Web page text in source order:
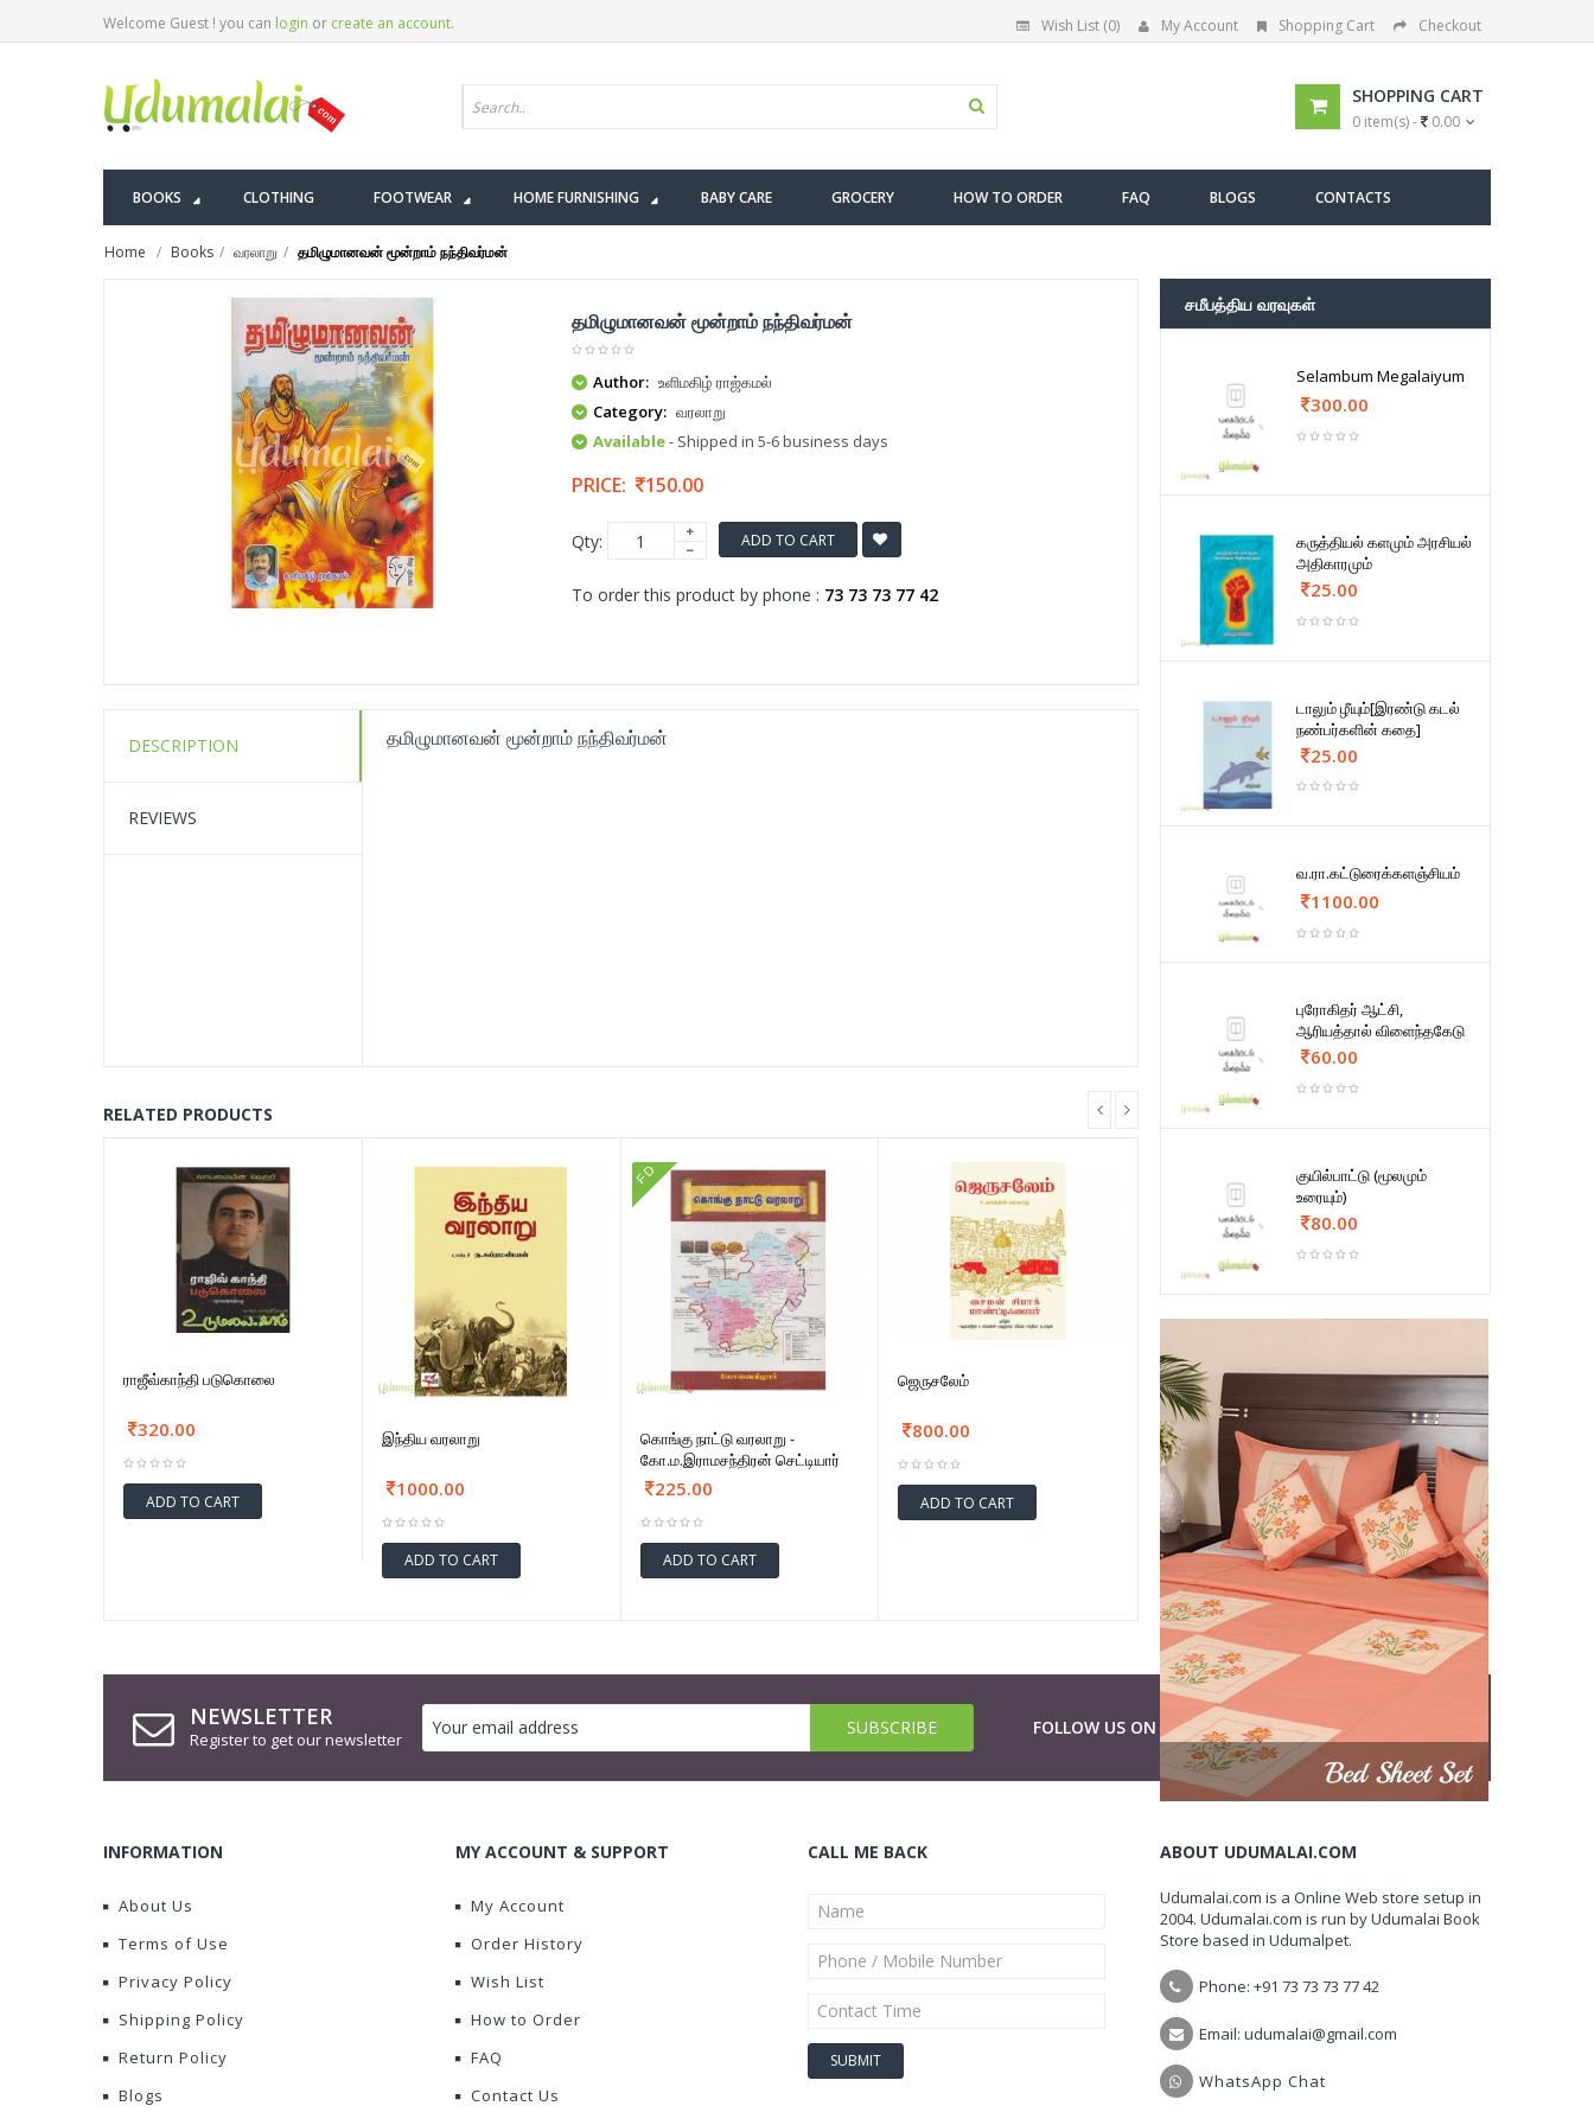
Welcome Guest ! you can login or create an account. Wish List (0) My Account Shopping Cart Checkout
SHOPPING CART
0 item(s) - 0.00
BOOKS CLOTHING FOOTWEAR HOME FURNISHING BABY CARE GROCERY HOW TO ORDER FAQ BLOGS CONTACTS
Home Books வரலாறு தமிழுமானவன் மூன்றாம் நந்திவர்மன்
தமிழுமானவன் மூன்றாம் நந்திவர்மன்
Author: உளிமகிழ் ராஜ்கமல்
Category: வரலாறு
Available- Shipped in 5-6 business days
PRICE: 150.00
Qty: ADD TO CART
To order this product by phone : 73 73 73 77 42
DESCRIPTION
REVIEWS
தமிழுமானவன் மூன்றாம் நந்திவர்மன்
RELATED PRODUCTS
ராஜீவ்காந்தி படுகொலை
320.00
ADD TO CART
இந்திய வரலாறு
1000.00
ADD TO CART
FD
கொங்கு நாட்டு வரலாறு -
கோ.ம.இராமசந்திரன் செட்டியார்
225.00
ADD TO CART
ஜெருசலேம்
800.00
ADD TO CART
சமீபத்திய வரவுகள்
Selambum Megalaiyum
300.00
கருத்தியல் களமும் அரசியல்
அதிகாரமும்
25.00
டாலும் ழீயும்[இரண்டு கடல்
நண்பர்களின் கதை]
25.00
வ.ரா.கட்டுரைக்களஞ்சியம்
1100.00
புரோகிதர் ஆட்சி,
ஆரியத்தால் விளைந்தகேடு
60.00
குயில்பாட்டு (மூலமும்
உரையும்)
80.00
NEWSLETTER
Register to get our newsletter
FOLLOW US ON
INFORMATION
About Us
Terms of Use
Privacy Policy
Shipping Policy
Return Policy
Blogs
MY ACCOUNT & SUPPORT
My Account
Order History
Wish List
How to Order
FAQ
Contact Us
CALL ME BACK ABOUT UDUMALAI.COM
Udumalai.com is a Online Web store setup in
2004. Udumalai.com is run by Udumalai Book
Store based in Udumalpet.
Phone: +91 73 73 73 77 42
Email: udumalai@gmail.com
WhatsApp Chat